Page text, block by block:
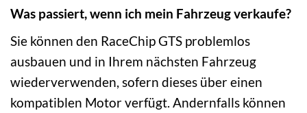
Was passiert, wenn ich mein Fahrzeug verkaufe?
Sie können den RaceChip GTS problemlos
ausbauen und in Ihrem nächsten Fahrzeug
wiederverwenden, sofern dieses über einen
kompatiblen Motor verfügt. Andernfalls können